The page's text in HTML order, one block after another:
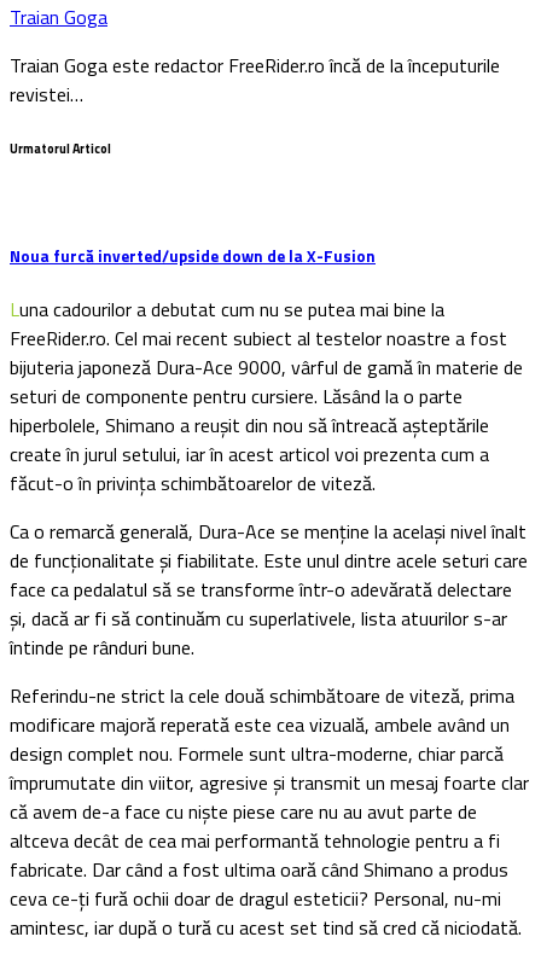
Traian Goga
Traian Goga este redactor FreeRider.ro încă de la începuturile
revistei…
Urmatorul Articol
Noua furcă inverted/upside down de la X-Fusion
Luna cadourilor a debutat cum nu se putea mai bine la
FreeRider.ro. Cel mai recent subiect al testelor noastre a fost
bijuteria japoneză Dura-Ace 9000, vârful de gamă în materie de
seturi de componente pentru cursiere. Lăsând la o parte
hiperbolele, Shimano a reușit din nou să întreacă așteptările
create în jurul setului, iar în acest articol voi prezenta cum a
făcut-o în privința schimbătoarelor de viteză.
Ca o remarcă generală, Dura-Ace se menține la același nivel înalt
de funcționalitate și fiabilitate. Este unul dintre acele seturi care
face ca pedalatul să se transforme într-o adevărată delectare
și, dacă ar fi să continuăm cu superlativele, lista atuurilor s-ar
întinde pe rânduri bune.
Referindu-ne strict la cele două schimbătoare de viteză, prima
modificare majoră reperată este cea vizuală, ambele având un
design complet nou. Formele sunt ultra-moderne, chiar parcă
împrumutate din viitor, agresive și transmit un mesaj foarte clar
că avem de-a face cu niște piese care nu au avut parte de
altceva decât de cea mai performantă tehnologie pentru a fi
fabricate. Dar când a fost ultima oară când Shimano a produs
ceva ce-ți fură ochii doar de dragul esteticii? Personal, nu-mi
amintesc, iar după o tură cu acest set tind să cred că niciodată.